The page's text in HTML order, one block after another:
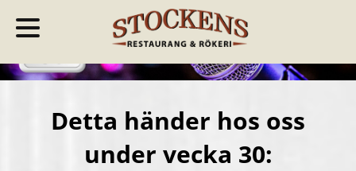
Detta händer hos oss
under vecka 30: